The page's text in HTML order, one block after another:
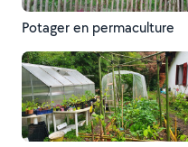
Potager en permaculture